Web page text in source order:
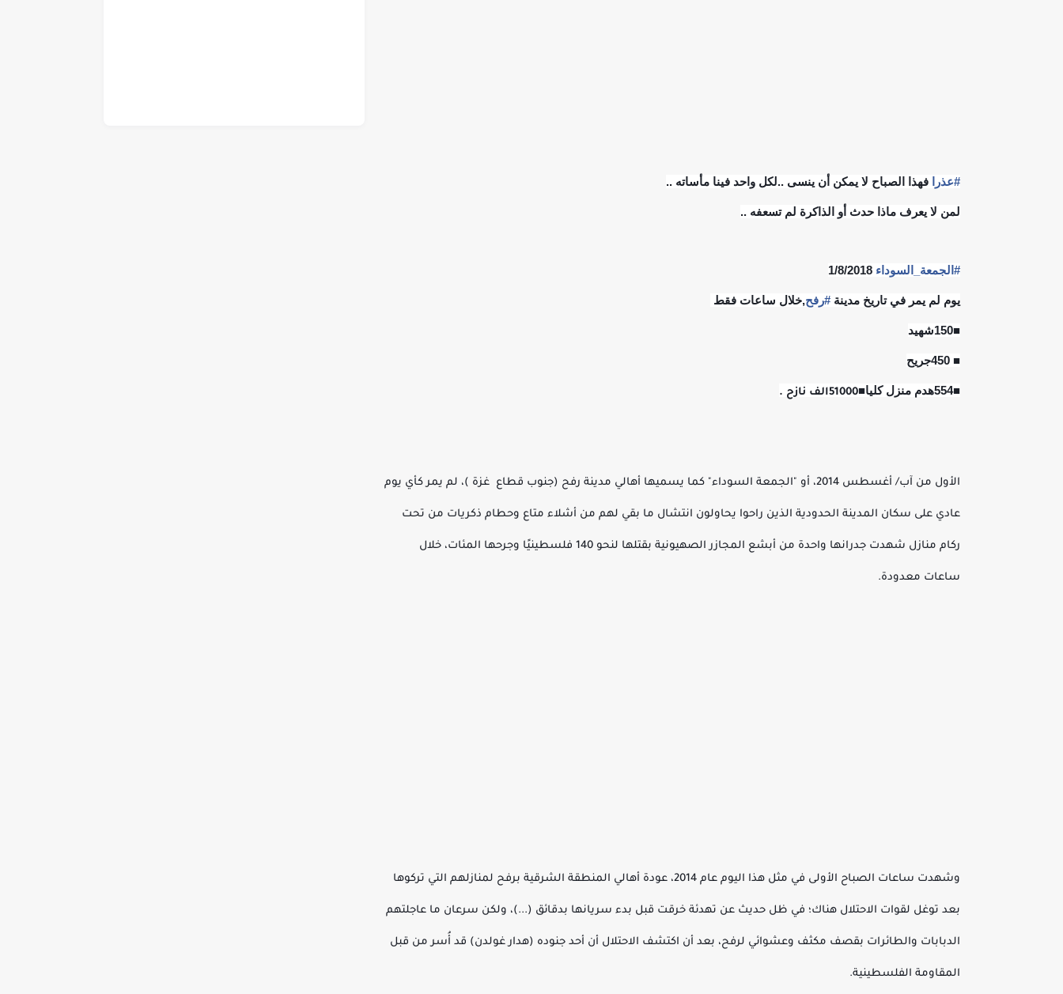
#عذرا فهذا الصباح لا يمكن أن ينسى ..لكل واحد فينا مأساته ..
لمن لا يعرف ماذا حدث أو الذاكرة لم تسعفه ..
# الجمعة_السوداء 1/8/2018
يوم لم يمر في تاريخ مدينة#رفح,خلال ساعات فقط
■150شهيد
■ 450جريح
■554هدم منزل كليا ■51000الف نازح .
الأول من آب/ أغسطس 2014، أو "الجمعة السوداء" كما يسميها أهالي مدينة رفح (جنوب قطاع غزة )، لم يمر كأي يوم
عادي على سكان المدينة الحدودية الذين راحوا يحاولون انتشال ما بقي لهم من أشلاء متاع وحطام ذكريات من تحت
ركام منازل شهدت جدرانها واحدة من أبشع المجازر الصهيونية بقتلها لنحو 140 فلسطينيًا وجرحها المئات، خلال
ساعات معدودة.
وشهدت ساعات الصباح الأولى في مثل هذا اليوم عام 2014، عودة أهالي المنطقة الشرقية برفح لمنازلهم التي تركوها
بعد توغل لقوات الاحتلال هناك؛ في ظل حديث عن تهدئة خرقت قبل بدء سريانها بدقائق (...)، ولكن سرعان ما عاجلتهم
الدبابات والطائرات بقصف مكثف وعشوائي لرفح، بعد أن اكتشف الاحتلال أن أحد جنوده (هدار غولدن) قد أُسر من قبل
المقاومة الفلسطينية.